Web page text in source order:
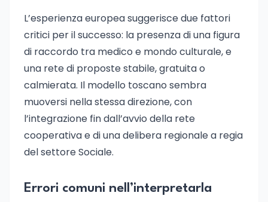
L’esperienza europea suggerisce due fattori
critici per il successo: la presenza di una figura
di raccordo tra medico e mondo culturale, e
una rete di proposte stabile, gratuita o
calmierata. Il modello toscano sembra
muoversi nella stessa direzione, con
l’integrazione fin dall’avvio della rete
cooperativa e di una delibera regionale a regia
del settore Sociale.
Errori comuni nell’interpretarla